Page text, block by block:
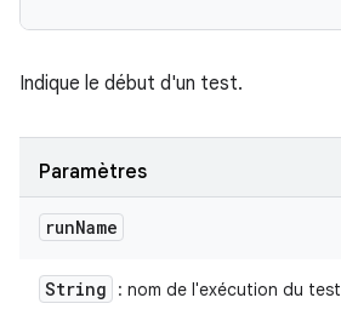
Indique le début d'un test.
Paramètres
runName
String : nom de l'exécution du test